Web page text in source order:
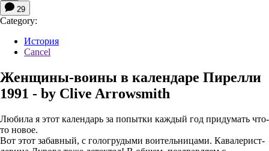
29
Category:
История
Cancel
Женщины-воины в календаре Пирелли
1991 - by Clive Arrowsmith
Любила я этот календарь за попытки каждый год придумать что-
то новое.
Вот этот забавный, с гологрудыми воительницами. Кавалерист-